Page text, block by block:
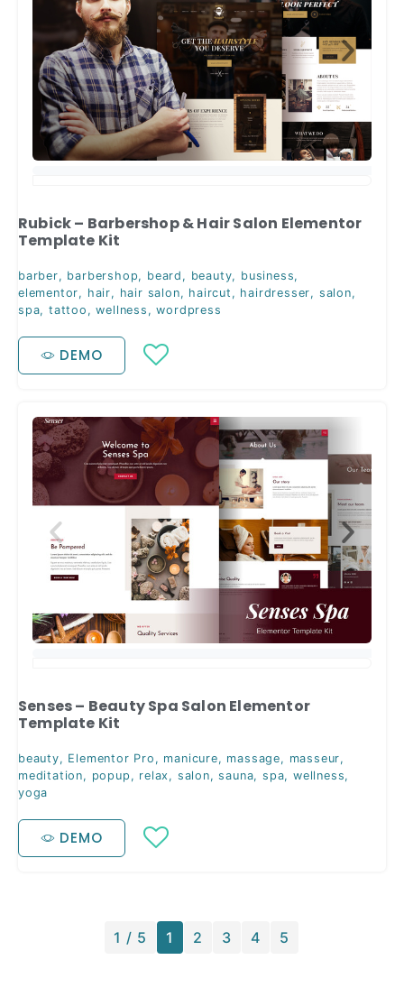
Rubick – Barbershop & Hair Salon Elementor
Template Kit
barber, barbershop, beard , beauty, business,
elementor, hair, hair salon, haircut , hairdresser, salon,
spa,tattoo ,wellness ,wordpress
DEMO
Senses – Beauty Spa Salon Elementor
Template Kit
beauty, Elementor Pro , manicure, massage, masseur,
meditation, popup , relax , salon,sauna,spa,wellness,
yoga
DEMO
1 / 5 1 2 3 4 5